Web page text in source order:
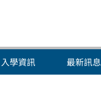
入學資訊 最新訊息